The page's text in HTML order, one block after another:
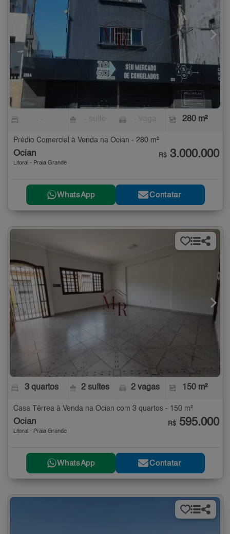
280 m²
Prédio Comercial à Venda na Ocian - 280 m²
Ocian
Litoral - Praia Grande
R$ 3.000.000
WhatsApp Contatar
3 quartos 2 suítes 2 vagas 150 m²
Casa Térrea à Venda na Ocian com 3 quartos - 150 m²
Ocian
Litoral - Praia Grande
R$ 595.000
WhatsApp Contatar